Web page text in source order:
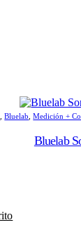
,Bluelab ,Medición +
Bluelab